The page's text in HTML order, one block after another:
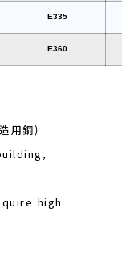
E335
E360
用鋼)
high